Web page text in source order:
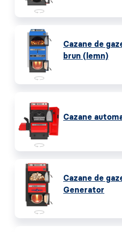
Cazane de
brun (lemn)
Cazane
Cazane de
Generator